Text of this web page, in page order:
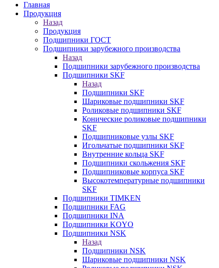
Главная
Продукция
Назад
Продукция
Подшипники ГОСТ
Подшипники зарубежного производства
Назад
Подшипники зарубежного производства
Подшипники SKF
Назад
Подшипники SKF
Шариковые подшипники SKF
Роликовые подшипники SKF
Конические роликовые подшипники
SKF
Подшипниковые узлы SKF
Игольчатые подшипники SKF
Внутренние кольца SKF
Подшипники скольжения SKF
Подшипниковые корпуса SKF
Высокотемпературные подшипники
SKF
Подшипники TIMKEN
Подшипники FAG
Подшипники INA
Подшипники KOYO
Подшипники NSK
Назад
Подшипники NSK
Шариковые подшипники NSK